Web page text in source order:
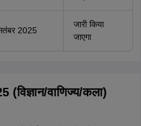
2025
जारी किया
जाएगा
(विज्ञान/वाणिज्य/कला)